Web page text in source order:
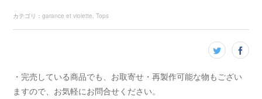
カテゴリ ：garance et violette Tops
・完売している商品でも、お取寄せ・再製作可能な物もござい
ますので、お気軽にお問合せください。